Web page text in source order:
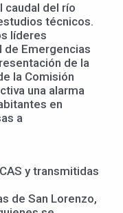
caudal del río
técnicos.
líderes
de Emergencias
de la
la Comisión
una alarma
en
a
y transmitidas
de San Lorenzo,